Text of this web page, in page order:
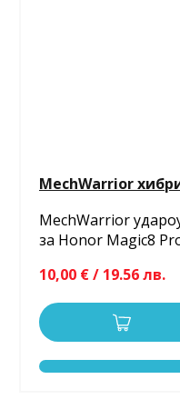
MechWarrior
MechWarrior
за Honor Magic8
10,00 € / 19.56 лв.